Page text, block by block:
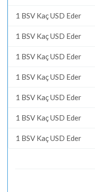
1 BSV Kaç USD Eder
1 BSV Kaç USD Eder
1 BSV Kaç USD Eder
1 BSV Kaç USD Eder
1 BSV Kaç USD Eder
1 BSV Kaç USD Eder
1 BSV Kaç USD Eder